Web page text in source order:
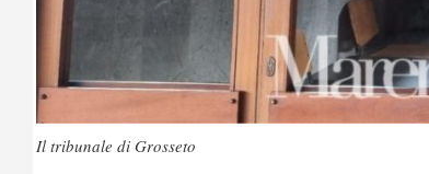
Il tribunale di Grosseto